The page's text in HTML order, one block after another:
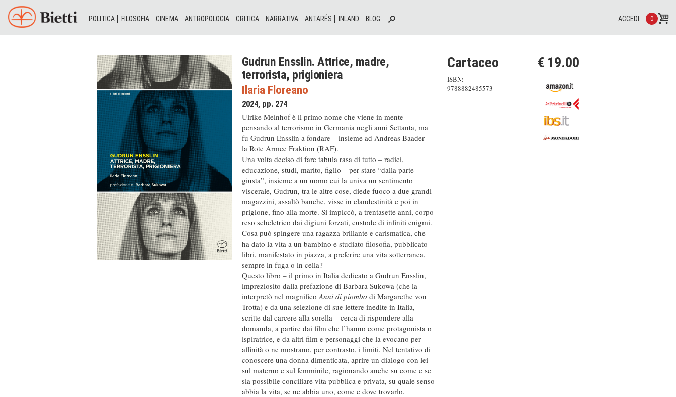
POLITICA FILOSOFIA CINEMA ANTROPOLOGIA CRITICA NARRATIVA ANTARÉS INLAND BLOG 0
ACCEDI
Gudrun Ensslin. Attrice, madre,
terrorista, prigioniera
Ilaria Floreano
2024, pp. 274
Ulrike Meinhof è il primo nome che viene in mente
pensando al terrorismo in Germania negli anni Settanta, ma
fu Gudrun Ensslin a fondare – insieme ad Andreas Baader –
la Rote Armee Fraktion (RAF).
Una volta deciso di fare tabula rasa di tutto – radici,
educazione, studi, marito, figlio – per stare “dalla parte
giusta”, insieme a un uomo cui la univa un sentimento
viscerale, Gudrun, tra le altre cose, diede fuoco a due grandi
magazzini, assaltò banche, visse in clandestinità e poi in
prigione, fino alla morte. Si impiccò, a trentasette anni, corpo
reso scheletrico dai digiuni forzati, custode di infiniti enigmi.
Cosa può spingere una ragazza brillante e carismatica, che
ha dato la vita a un bambino e studiato filosofia, pubblicato
libri, manifestato in piazza, a preferire una vita sotterranea,
sempre in fuga o in cella?
Questo libro – il primo in Italia dedicato a Gudrun Ensslin,
impreziosito dalla prefazione di Barbara Sukowa (che la
interpretò nel magnificoAnni di piombo di Margarethe von
Trotta) e da una selezione di sue lettere inedite in Italia,
scritte dal carcere alla sorella – cerca di rispondere alla
domanda, a partire dai film che l’hanno come protagonista o
ispiratrice, e da altri film e personaggi che la evocano per
affinità o ne mostrano, per contrasto, i limiti. Nel tentativo di
conoscere una donna dimenticata, aprire un dialogo con lei
sul materno e sul femminile, ragionando anche su come e se
sia possibile conciliare vita pubblica e privata, su quale senso
abbia la vita, se ne abbia uno, come e dove trovarlo.
Cartaceo
ISBN:
9788882485573
€ 19.00